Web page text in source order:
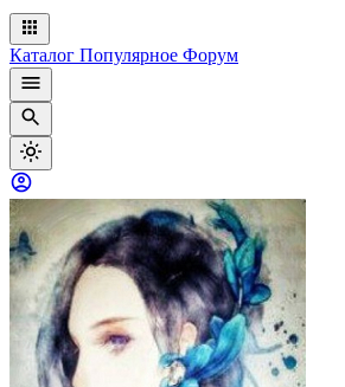
Каталог Популярное Форум